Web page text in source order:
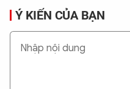
Ý KIẾN CỦA BẠN